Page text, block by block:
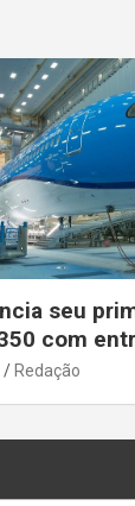
seu
com
o fim de
Redação